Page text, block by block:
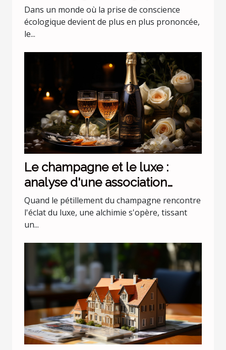
Dans un monde où la prise de conscience
écologique devient de plus en plus prononcée,
le...
Le champagne et le luxe :
analyse d'une association
incontournable
Quand le pétillement du champagne rencontre
l'éclat du luxe, une alchimie s'opère, tissant
un...